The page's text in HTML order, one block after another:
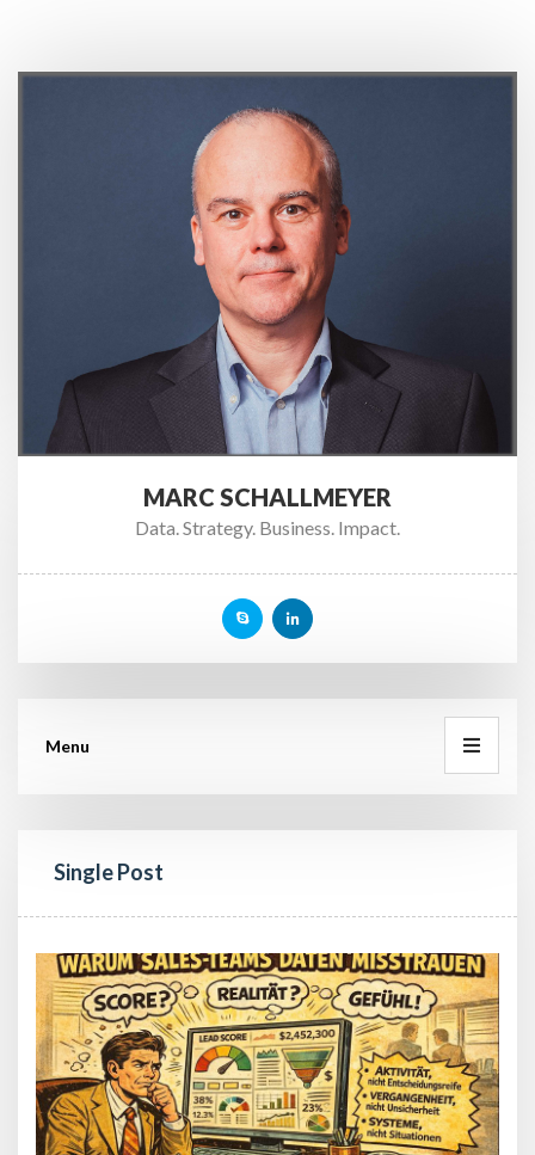
MARC SCHALLMEYER
Data. Strategy. Business. Impact.
Menu
Single Post